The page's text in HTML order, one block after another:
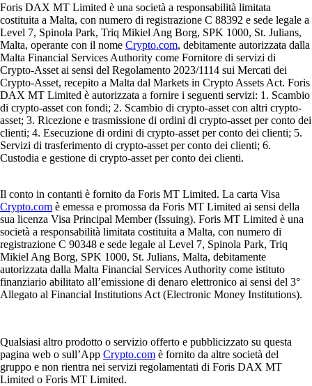
Foris DAX MT Limited è una società a responsabilità limitata
costituita a Malta, con numero di registrazione C 88392 e sede legale a
Level 7, Spinola Park, Triq Mikiel Ang Borg, SPK 1000, St. Julians,
Malta, operante con il nome Crypto.com, debitamente autorizzata dalla
Malta Financial Services Authority come Fornitore di servizi di
Crypto-Asset ai sensi del Regolamento 2023/1114 sui Mercati dei
Crypto-Asset, recepito a Malta dal Markets in Crypto Assets Act. Foris
DAX MT Limited è autorizzata a fornire i seguenti servizi: 1. Scambio
di crypto-asset con fondi; 2. Scambio di crypto-asset con altri crypto-
asset; 3. Ricezione e trasmissione di ordini di crypto-asset per conto dei
clienti; 4. Esecuzione di ordini di crypto-asset per conto dei clienti; 5.
Servizi di trasferimento di crypto-asset per conto dei clienti; 6.
Custodia e gestione di crypto-asset per conto dei clienti.
Il conto in contanti è fornito da Foris MT Limited. La carta Visa
Crypto.com è emessa e promossa da Foris MT Limited ai sensi della
sua licenza Visa Principal Member (Issuing). Foris MT Limited è una
società a responsabilità limitata costituita a Malta, con numero di
registrazione C 90348 e sede legale al Level 7, Spinola Park, Triq
Mikiel Ang Borg, SPK 1000, St. Julians, Malta, debitamente
autorizzata dalla Malta Financial Services Authority come istituto
finanziario abilitato all’emissione di denaro elettronico ai sensi del 3°
Allegato al Financial Institutions Act (Electronic Money Institutions).
Qualsiasi altro prodotto o servizio offerto e pubblicizzato su questa
pagina web o sull’App Crypto.com è fornito da altre società del
gruppo e non rientra nei servizi regolamentati di Foris DAX MT
Limited o Foris MT Limited.